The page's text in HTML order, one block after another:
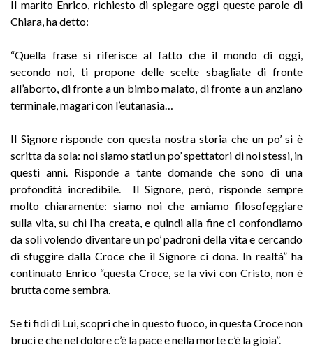
Il marito Enrico, richiesto di spiegare oggi queste parole di
Chiara, ha detto:
“Quella frase si riferisce al fatto che il mondo di oggi,
secondo noi, ti propone delle scelte sbagliate di fronte
all’aborto, di fronte a un bimbo malato, di fronte a un anziano
terminale, magari con l’eutanasia…
Il Signore risponde con questa nostra storia che un po’ si è
scritta da sola: noi siamo stati un po’ spettatori di noi stessi, in
questi anni. Risponde a tante domande che sono di una
profondità incredibile. Il Signore, però, risponde sempre
molto chiaramente: siamo noi che amiamo filosofeggiare
sulla vita, su chi l’ha creata, e quindi alla fine ci confondiamo
da soli volendo diventare un po’ padroni della vita e cercando
di sfuggire dalla Croce che il Signore ci dona. In realtà” ha
continuato Enrico “questa Croce, se la vivi con Cristo, non è
brutta come sembra.
Se ti fidi di Lui, scopri che in questo fuoco, in questa Croce non
bruci e che nel dolore c’è la pace e nella morte c’è la gioia”.